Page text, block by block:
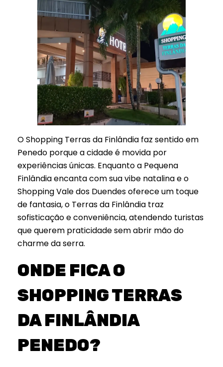
O Shopping Terras da Finlândia faz sentido em
Penedo porque a cidade é movida por
experiências únicas. Enquanto a Pequena
Finlândia encanta com sua vibe natalina e o
Shopping Vale dos Duendes oferece um toque
de fantasia, o Terras da Finlândia traz
sofisticação e conveniência, atendendo turistas
que querem praticidade sem abrir mão do
charme da serra.
ONDE FICA O
SHOPPING TERRAS
DA FINLÂNDIA
PENEDO?